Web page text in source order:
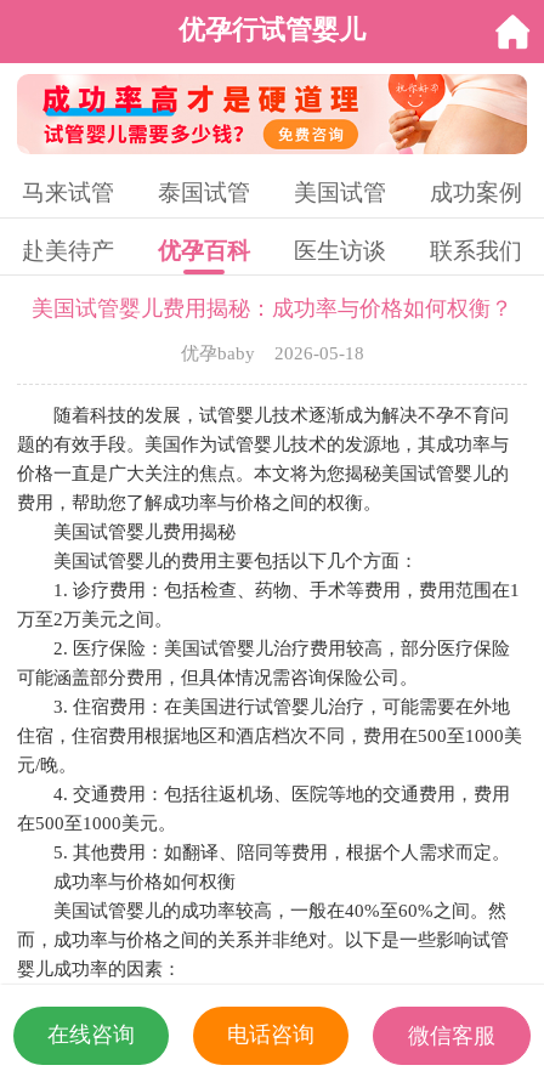
优孕行试管婴儿
马来试管 泰国试管 美国试管 成功案例
赴美待产 优孕百科 医生访谈 联系我们
美国试管婴儿费用揭秘：成功率与价格如何权衡？
优孕baby 2026-05-18
随着科技的发展，试管婴儿技术逐渐成为解决不孕不育问
题的有效手段。美国作为试管婴儿技术的发源地，其成功率与
价格一直是广大关注的焦点。本文将为您揭秘美国试管婴儿的
费用，帮助您了解成功率与价格之间的权衡。
美国试管婴儿费用揭秘
美国试管婴儿的费用主要包括以下几个方面：
1. 诊疗费用：包括检查、药物、手术等费用，费用范围在1
万至2万美元之间。
2. 医疗保险：美国试管婴儿治疗费用较高，部分医疗保险
可能涵盖部分费用，但具体情况需咨询保险公司。
3. 住宿费用：在美国进行试管婴儿治疗，可能需要在外地
住宿，住宿费用根据地区和酒店档次不同，费用在500至1000美
元/晚。
4. 交通费用：包括往返机场、医院等地的交通费用，费用
在500至1000美元。
5. 其他费用：如翻译、陪同等费用，根据个人需求而定。
成功率与价格如何权衡
美国试管婴儿的成功率较高，一般在40%至60%之间。然
而，成功率与价格之间的关系并非绝对。以下是一些影响试管
婴儿成功率的因素：
轻女性的成功率高于年龄较大的女性。
2. 生育史：有过生育史的女性，其试管婴儿成功率相对较
在线咨询 电话咨询
微信客服